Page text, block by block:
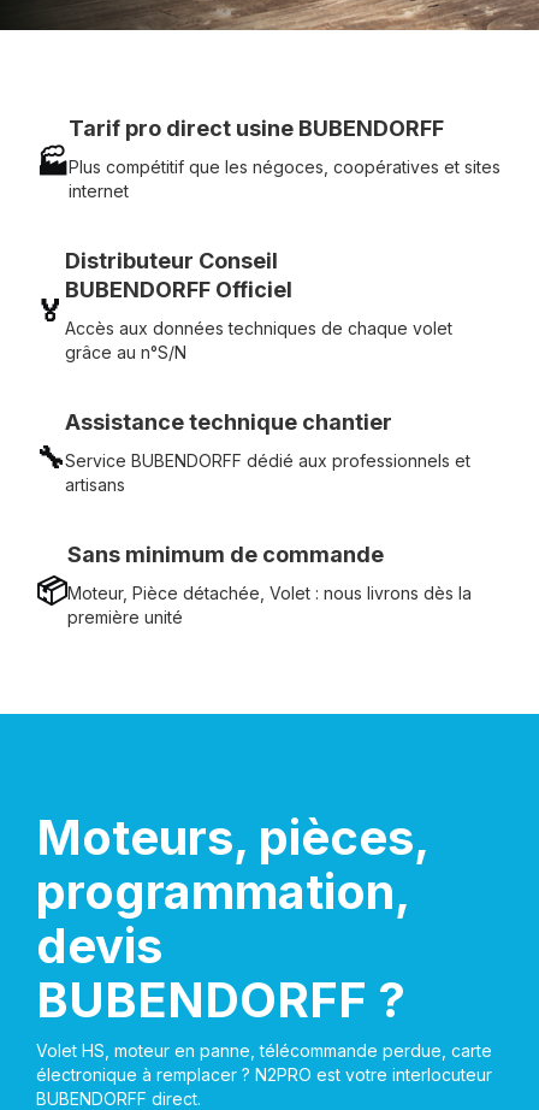
🏭
Tarif pro direct usine BUBENDORFF
Plus compétitif que les négoces, coopératives et sites
internet
🏅
Distributeur Conseil
BUBENDORFF Officiel
Accès aux données techniques de chaque volet
grâce au n°S/N
🔧
Assistance technique chantier
Service BUBENDORFF dédié aux professionnels et
artisans
📦
Sans minimum de commande
Moteur, Pièce détachée, Volet : nous livrons dès la
première unité
Moteurs, pièces,
programmation,
devis
BUBENDORFF ?
Volet HS, moteur en panne, télécommande perdue, carte
électronique à remplacer ? N2PRO est votre interlocuteur
BUBENDORFF direct.